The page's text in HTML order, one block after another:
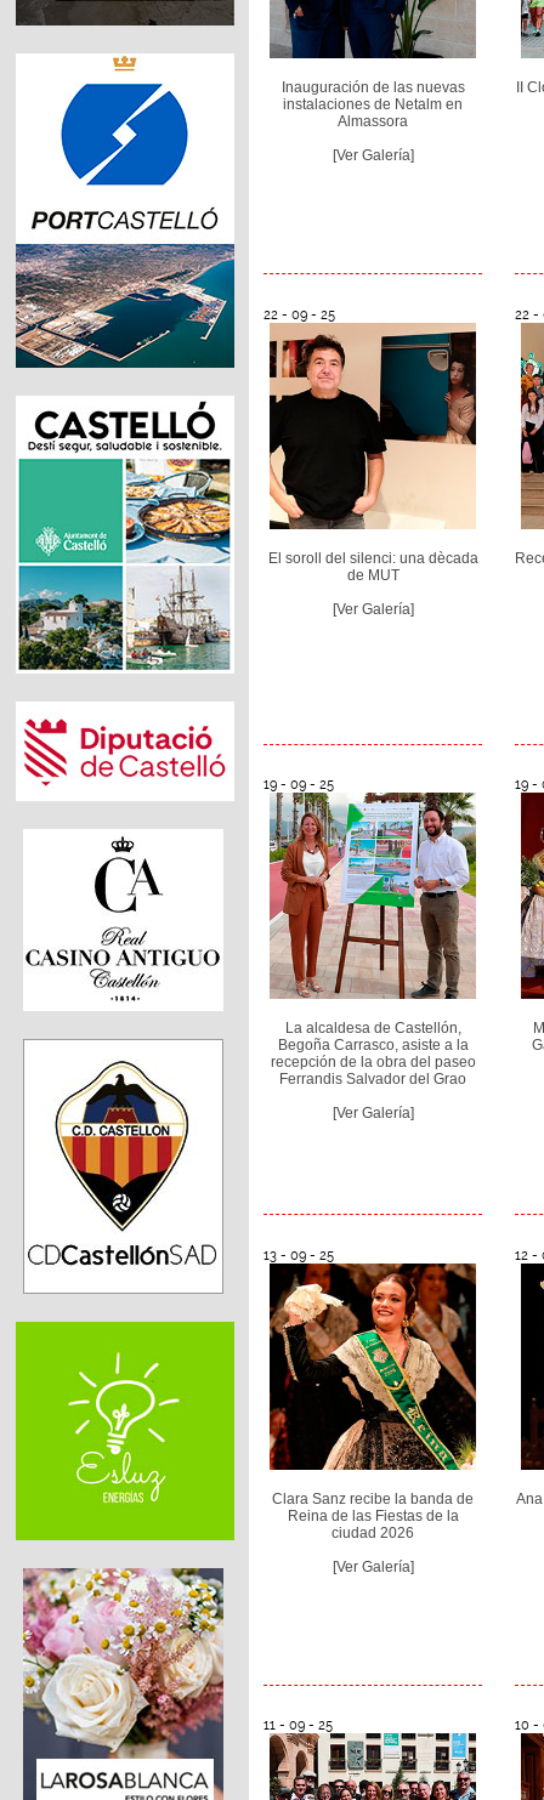
Inauguración de las nuevas
instalaciones de Netalm en
Almassora
[Ver Galería]
II
22 - 09 - 25
El soroll del silenci: una dècada
de MUT
[Ver Galería]
22 -
19 - 09 - 25
La alcaldesa de Castellón,
Begoña Carrasco, asiste a la
recepción de la obra del paseo
Ferrandis Salvador del Grao
[Ver Galería]
19 -
13 - 09 - 25
Clara Sanz recibe la banda de
Reina de las Fiestas de la
ciudad 2026
[Ver Galería]
12 -
11 - 09 - 25 10 -